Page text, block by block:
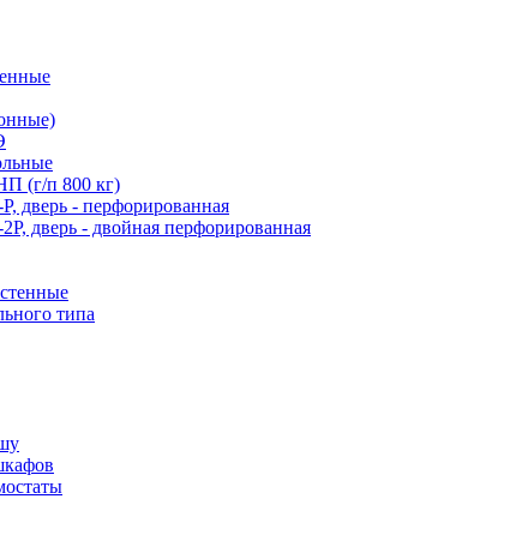
(г/п 800 кг)
дверь - перфорированная
дверь - двойная перфорированная
типа